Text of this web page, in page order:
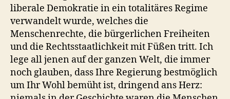
liberale Demokratie in ein totalitäres Regime
verwandelt wurde, welches die
Menschenrechte, die bürgerlichen Freiheiten
und die Rechtsstaatlichkeit mit Füßen tritt. Ich
lege all jenen auf der ganzen Welt, die immer
noch glauben, dass Ihre Regierung bestmöglich
um Ihr Wohl bemüht ist, dringend ans Herz: